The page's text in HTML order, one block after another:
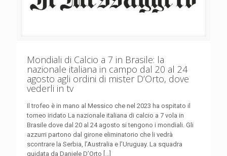
Mondiali di Calcio a 7 in Brasile: la
nazionale italiana in campo dal 20 al 24
agosto agli ordini di mister D’Orto, dove
vederli in tv
Il trofeo è in mano al Messico che nel 2023 ha ospitato il
torneo iridato La nazionale italiana di calcio a 7 vola in
Brasile dove dal 20 al 24 agosto si tengono i mondiali. Gli
azzurri partono dal girone eliminatorio che li vedrà
scontrare la Serbia, l’Australia e l’Uruguay. La squadra
guidata da Daniele D’Orto [...]